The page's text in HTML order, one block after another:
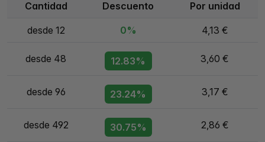
Cantidad Descuento Por unidad
desde 12 0% 4,13 €
desde 48 12.83% 3,60 €
desde 96 23.24% 3,17 €
desde 492 30.75% 2,86 €